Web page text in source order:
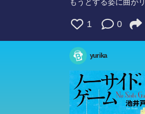
もうとする姿に曲が
1 0
yurika